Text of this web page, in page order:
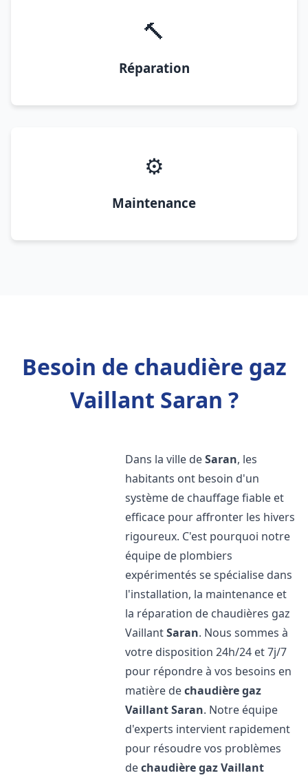
🔨
Réparation
⚙️
Maintenance
Besoin de chaudière gaz
Vaillant Saran ?
Dans la ville deSaran, les
habitants ont besoin d'un
système de chauffage fiable et
efficace pour affronter les hivers
rigoureux. C'est pourquoi notre
équipe de plombiers
expérimentés se spécialise dans
l'installation, la maintenance et
la réparation de chaudières gaz
VaillantSaran. Nous sommes à
votre disposition 24h/24 et 7j/7
pour répondre à vos besoins en
matière dechaudière gaz
VaillantSaran. Notre équipe
d'experts intervient rapidement
pour résoudre vos problèmes
dechaudière gaz Vaillant